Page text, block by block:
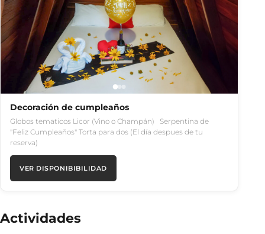
Decoración de cumpleaños
Globos tematicos Licor (Vino o Champán) Serpentina de
"Feliz Cumpleaños" Torta para dos (El día despues de tu
reserva)
VER DISPONIBIBILIDAD
Actividades